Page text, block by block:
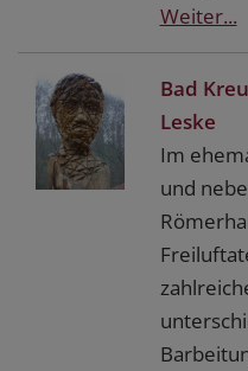
Weiter...
Bad
Leske
Im
und